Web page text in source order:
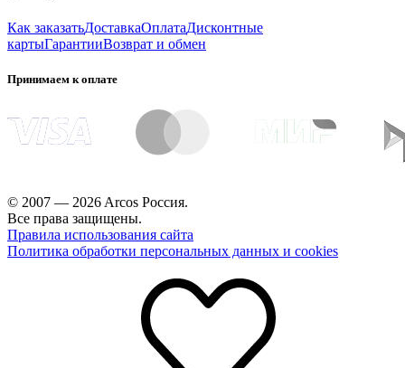
Как заказатьДоставкаОплатаДисконтные
картыГарантииВозврат и обмен
Принимаем к оплате
© 2007 — 2026 Arcos Россия.
Все права защищены.
Правила использования сайта
Политика обработки персональных данных и cookies